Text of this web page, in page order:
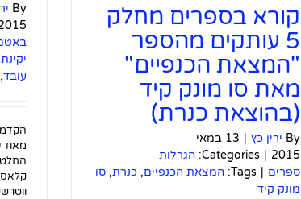
קורא בספרים מחלק
5 עותקים מהספר
"המצאת הכנפיים"
מאת סו מונק קיד
(בהוצאת כנרת)
By ירין כץ |
13 במאי
2015
|
Categories: הגרלות
ספרים |
Tags: המצאת הכנפיים,כנרת,סו
מונק קיד
By
עובד,
מאוד